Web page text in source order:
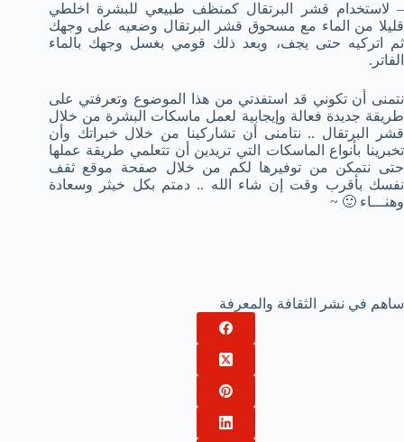
– لاستخدام قشر البرتقال كمنظف طبيعي للبشرة اخلطي
قليلا من الماء مع مسحوق قشر البرتقال وضعيه على وجهك
ثم اتركيه حتى يجف، وبعد ذلك قومي بغسل وجهك بالماء
الفاتر.
نتمنى أن تكوني قد استفدتي من هذا الموضوع وتعرفتي على
طريقة جديدة فعالة وإيجابية لعمل ماسكات البشرة من خلال
قشر البرتقال .. نتامنى أن تشاركينا من خلال خبراتك وأن
تخبرينا بأنواع الماسكات التي تريدين أن تتعلمي طريقة عملها
حتى نتمكن من توفيرها لكم من خلال صفحة موقع ثقف
نفسك بأقرب وقت إن شاء الله .. دمتم بكل خيثر وسعادة
وهنـــاء 🙂 ~
ساهم في نشر الثقافة والمعرفة